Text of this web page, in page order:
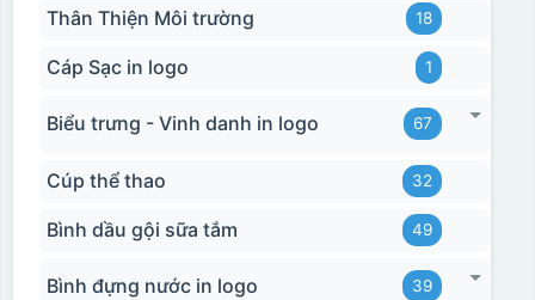
Thân Thiện Môi trường 18
Cáp Sạc in logo 1
Biểu trưng - Vinh danh in logo 67
Cúp thể thao 32
Bình dầu gội sữa tắm 49
Bình đựng nước in logo 39